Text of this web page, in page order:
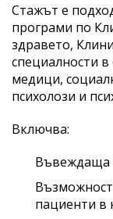
Стажът е
програми по
здравето,
специалности
медици,
психолози и
Включва:
Въвеждаща
пациенти в